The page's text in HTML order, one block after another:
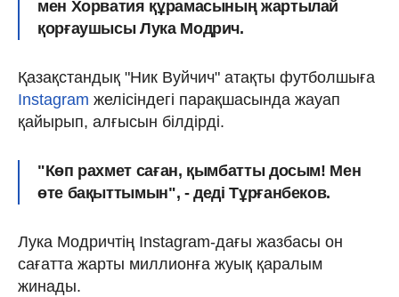
мен Хорватия құрамасының жартылай
қорғаушысы Лука Модрич.
Қазақстандық "Ник Вуйчич" атақты футболшыға
Instagram желісіндегі парақшасында жауап
қайырып, алғысын білдірді.
"Көп рахмет саған, қымбатты досым! Мен
өте бақыттымын", - деді Тұрғанбеков.
Лука Модричтің Instagram-дағы жазбасы он
сағатта жарты миллионға жуық қаралым
жинады.